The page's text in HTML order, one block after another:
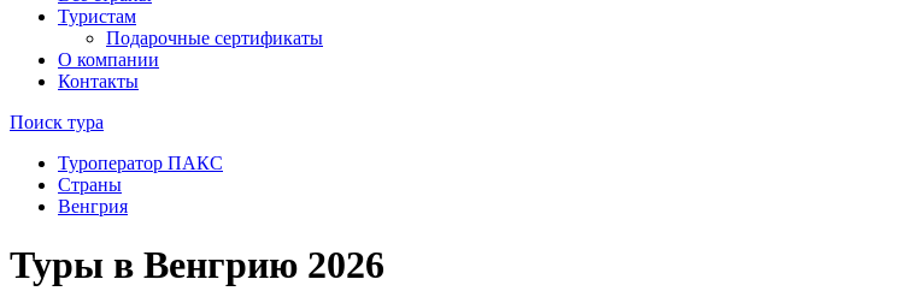
Туристам
Подарочные сертификаты
О компании
Контакты
Поиск тура
Туроператор ПАКС
Cтраны
Венгрия
Туры в Венгрию 2026